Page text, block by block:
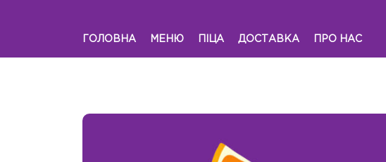
ГОЛОВНА МЕНЮ ПІЦА ДОСТАВКА ПРО НАС